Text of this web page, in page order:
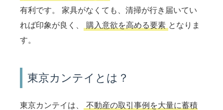
有利です。 家具がなくても、清掃が行き届いてい
れば印象が良く、
購入意欲を高める要素 となりま
す。
東京カンテイとは？
東京カンテイは、
不動産の取引事例を大量に蓄積